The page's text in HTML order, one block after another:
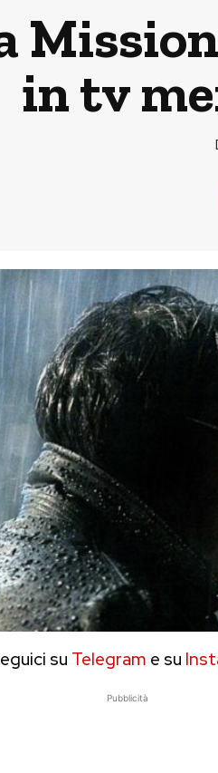
in tv
su Telegram e su
Pubblicità